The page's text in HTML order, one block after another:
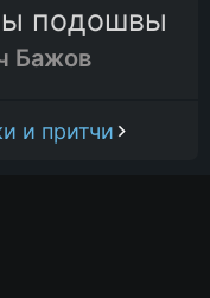
подошвы
Бажов
и притчи